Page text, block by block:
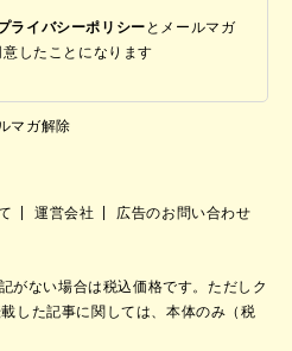
ライバシーポリシー と メールマガ
したことになります
マガ解除
運営会社
広告のお問い合わせ
がない場合は税込価格です。ただしク
した記事に関しては、本体のみ（税